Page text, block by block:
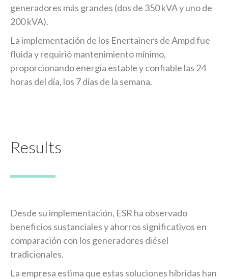
generadores más grandes (dos de 350 kVA y uno de
200 kVA).
La implementación de los Enertainers de Ampd fue
fluida y requirió mantenimiento mínimo,
proporcionando energía estable y confiable las 24
horas del día, los 7 días de la semana.
Results
Desde su implementación, ESR ha observado
beneficios sustanciales y ahorros significativos en
comparación con los generadores diésel
tradicionales.
La empresa estima que estas soluciones híbridas han